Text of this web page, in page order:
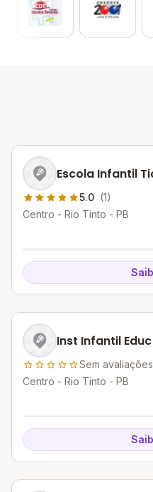
Escola Infantil
5.0 (1)
Centro - Rio Tinto - PB
Inst Infantil Educ
Sem avaliações
Centro - Rio Tinto - PB